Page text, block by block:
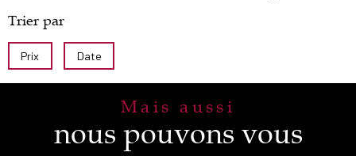
Trier par
Prix Date
Mais aussi
nous pouvons vous